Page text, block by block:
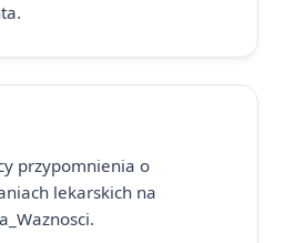
przypomnienia o
lekarskich na